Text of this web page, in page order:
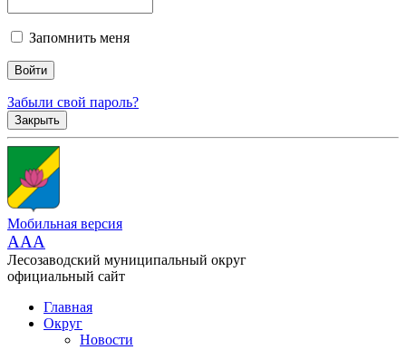
Запомнить меня
Забыли свой пароль?
Закрыть
Мобильная версия
AAA
Лесозаводский муниципальный округ
официальный сайт
Главная
Округ
Новости